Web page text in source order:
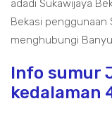
adadi Sukawijaya
Bekasi
menghubungi
Info sumur
kedalaman